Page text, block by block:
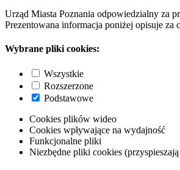
Urząd Miasta Poznania odpowiedzialny za
Prezentowana informacja poniżej opisuje
Wybrane pliki cookies:
Wszystkie
Rozszerzone
Podstawowe
Cookies plików wideo
Cookies wpływające na wydajność
Funkcjonalne pliki
Niezbędne pliki cookies